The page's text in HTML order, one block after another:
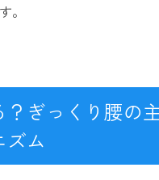
。
？ぎっくり腰の
ズム